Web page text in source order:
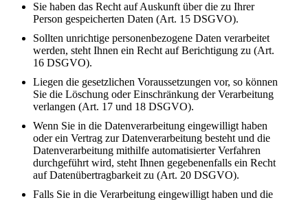
Sie haben das Recht auf Auskunft über die zu Ihrer
Person gespeicherten Daten (Art. 15 DSGVO).
Sollten unrichtige personenbezogene Daten verarbeitet
werden, steht Ihnen ein Recht auf Berichtigung zu (Art.
16 DSGVO).
Liegen die gesetzlichen Voraussetzungen vor, so können
Sie die Löschung oder Einschränkung der Verarbeitung
verlangen (Art. 17 und 18 DSGVO).
Wenn Sie in die Datenverarbeitung eingewilligt haben
oder ein Vertrag zur Datenverarbeitung besteht und die
Datenverarbeitung mithilfe automatisierter Verfahren
durchgeführt wird, steht Ihnen gegebenenfalls ein Recht
auf Datenübertragbarkeit zu (Art. 20 DSGVO).
Falls Sie in die Verarbeitung eingewilligt haben und die